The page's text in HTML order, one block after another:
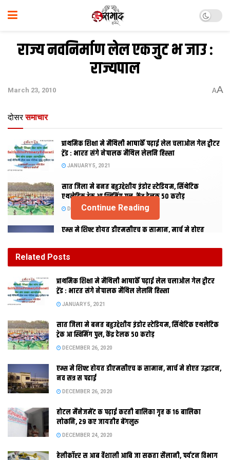
राज्य नवनिर्माण लेल एकजुट भ जाउ :
राज्यपाल
March 23, 2010 AA
दोसर समाचार
प्राथमिक शि‍क्षा मे मैथि‍ली भाषाकेँ पढ़ाई लेल चलाओल गेल ट्वीटर
ट्रेंड : भारत संगे नेपालक मैथिल लेलनि हिस्सा
JANUARY 5, 2021
सात जिला मे बनत बहुउद्देशीय इंडोर स्‍टेडि‍यम, सिंथेटिक
एथलेटिक ट्रेक आ स्विमिंग पुल, केंद्र देलक 50 करोड़
DECEMBER 26, 2020
एम्स मे शिफ्ट होयत डीएमसीएच क सामान, मार्च मे होएत
लोकनि, 29 कए जायतीह बेंगलुरु
दरभंगा । राज्यपाल देवानंद कुवंर बिहारवासी स राज्य क नवनिर्माण मे एकजुट
हेबाक आह्वान करैत कहला जे राज्य क मानव संसाधन एकर सबस पैघ पूंजी
Continue Reading
Related Posts
प्राथमिक शि‍क्षा मे मैथि‍ली भाषाकेँ पढ़ाई लेल चलाओल गेल ट्वीटर
ट्रेंड : भारत संगे नेपालक मैथिल लेलनि हिस्सा
JANUARY 5, 2021
सात जिला मे बनत बहुउद्देशीय इंडोर स्‍टेडि‍यम, सिंथेटिक एथलेटिक
ट्रेक आ स्विमिंग पुल, केंद्र देलक 50 करोड़
DECEMBER 26, 2020
एम्स मे शिफ्ट होयत डीएमसीएच क सामान, मार्च मे होएत उद्घाटन,
नव सत्र स पढाई
DECEMBER 26, 2020
होटल मैनेजमेंट क पढ़ाई करती बालिका गृह क 16 बालिका
लोकनि, 29 कए जायतीह बेंगलुरु
DECEMBER 24, 2020
हेलीकॉप्टर स आब वैशाली आबि जा सकता सैलानी, पर्यटन विभाग